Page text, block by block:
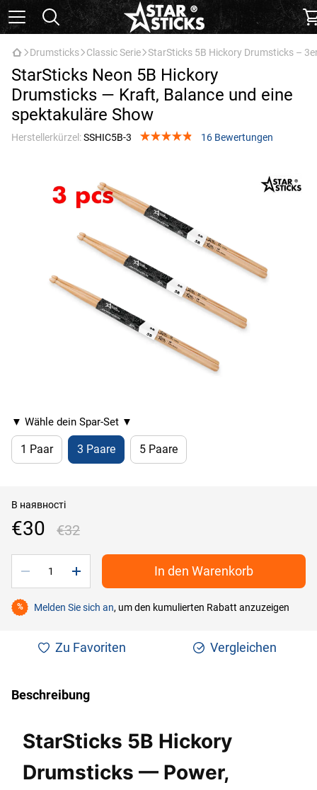
Drumsticks Classic Serie StarSticks 5B Hickory Drumsticks –
StarSticks Neon 5B Hickory
Drumsticks — Kraft, Balance und eine
spektakuläre Show
Herstellerkürzel:SSHIC5B-3 16 Bewertungen
▼ Wähle dein Spar-Set ▼
1 Paar 3 Paare 5 Paare
В наявності
€30 €32
In den Warenkorb
% Melden Sie sich an, um den kumulierten Rabatt anzuzeigen
Zu Favoriten Vergleichen
Beschreibung
StarSticks 5B Hickory
Drumsticks — Power,